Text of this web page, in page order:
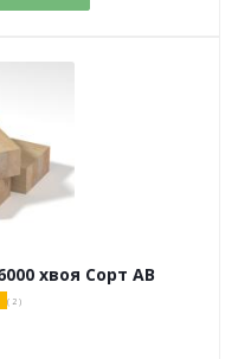
хвоя Сорт АВ
( 2 )